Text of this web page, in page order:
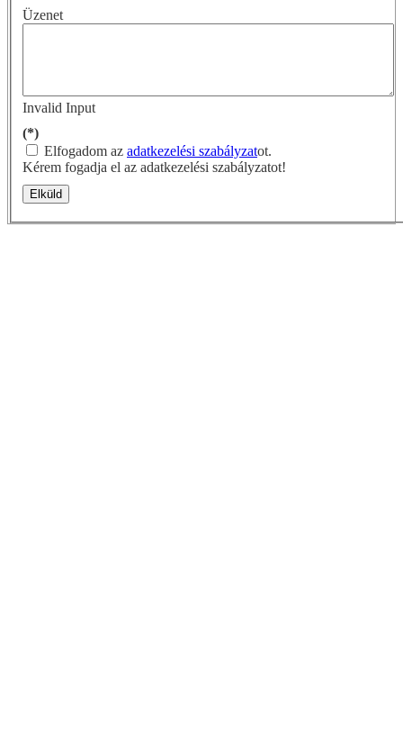
Üzenet
Invalid Input
(*)
Elfogadom az adatkezelési szabályzatot.
Kérem fogadja el az adatkezelési szabályzatot!
Elküld